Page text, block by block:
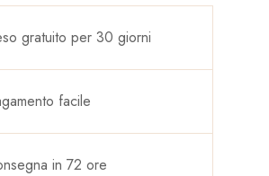
gratuito per 30 giorni
facile
in 72 ore